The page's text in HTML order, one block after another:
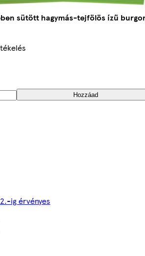
sütött hagymás-tejfölös ízű
Hozzáad
ig érvényes